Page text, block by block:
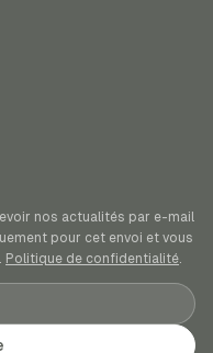
nos actualités par e-mail
pour cet envoi et vous
Politique de confidentialité.